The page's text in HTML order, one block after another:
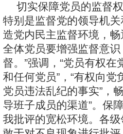
切实保障党员的监督
特别是监督党的领导机
造党内民主监督环境，
全体党员要增强监督意
督。”强调，“党员有权
和任何党员”，“有权向
党员违法乱纪的事实”，
导班子成员的渠道”。保
我批评的宽松环境。各